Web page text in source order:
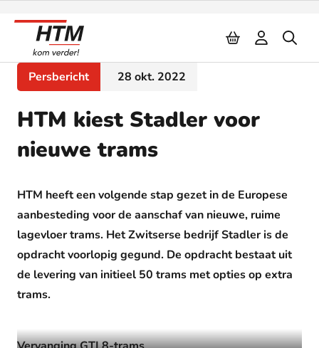
Persbericht 28 okt. 2022
HTM kiest Stadler voor
nieuwe trams
HTM heeft een volgende stap gezet in de Europese
aanbesteding voor de aanschaf van nieuwe, ruime
lagevloer trams. Het Zwitserse bedrijf Stadler is de
opdracht voorlopig gegund. De opdracht bestaat uit
de levering van initieel 50 trams met opties op extra
trams.